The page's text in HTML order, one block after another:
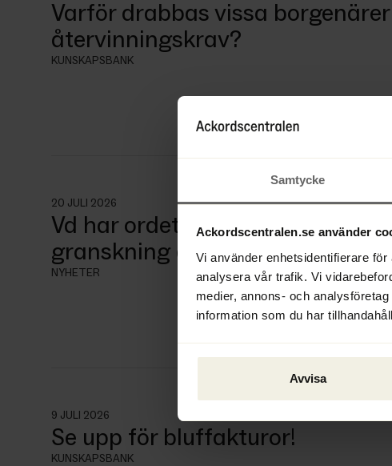
Samtycke
Ackordscentralen.se använder
Vi använder enhetsidentifierare
analysera vår trafik. Vi
medier, annons- och
information som du har
Avvisa
Varför drabbas vissa
återvinningskrav?
KUNSKAPSBANK
20 JULI 2026
Vd har ordet - Skäl till
granskning av konkurser och
NYHETER
9 JULI 2026
Se upp för bluffakturor!
KUNSKAPSBANK